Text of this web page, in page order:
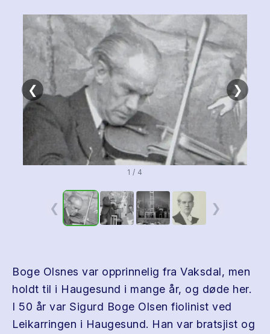
❮ ❯
1 / 4
❮ ❯
Boge Olsnes var opprinnelig fra Vaksdal, men
holdt til i Haugesund i mange år, og døde her.
I 50 år var Sigurd Boge Olsen fiolinist ved
Leikarringen i Haugesund. Han var bratsjist og